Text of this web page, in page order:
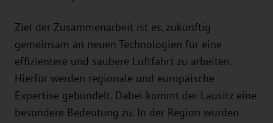
Ziel der Zusammenarbeit ist es, zukünftig
gemeinsam an neuen Technologien für eine
effizientere und saubere Luftfahrt zu arbeiten.
Hierfür werden regionale und europäische
Expertise gebündelt. Dabei kommt der Lausitz eine
besondere Bedeutung zu. In der Region wurden